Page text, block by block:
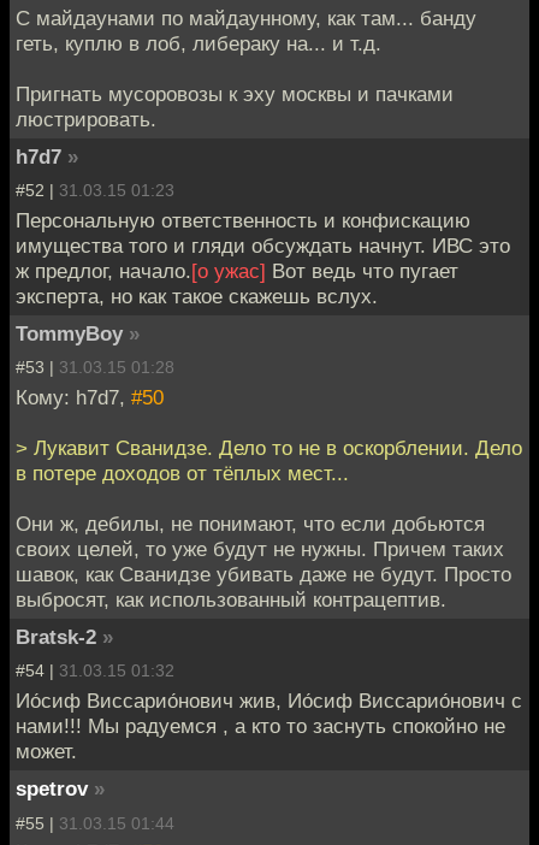
С майдаунами по майдаунному, как там... банду
геть, куплю в лоб, либераку на... и т.д.
Пригнать мусоровозы к эху москвы и пачками
люстрировать.
h7d7 »
#52 | 31.03.15 01:23
Персональную ответственность и конфискацию
имущества того и гляди обсуждать начнут. ИВС это
ж предлог, начало.[о ужас] Вот ведь что пугает
эксперта, но как такое скажешь вслух.
TommyBoy »
#53 | 31.03.15 01:28
Кому: h7d7, #50
> Лукавит Сванидзе. Дело то не в оскорблении. Дело
в потере доходов от тёплых мест...
Они ж, дебилы, не понимают, что если добьются
своих целей, то уже будут не нужны. Причем таких
шавок, как Сванидзе убивать даже не будут. Просто
выбросят, как использованный контрацептив.
Bratsk-2 »
#54 | 31.03.15 01:32
Ио́сиф Виссарио́нович жив, Ио́сиф Виссарио́нович с
нами!!! Мы радуемся , а кто то заснуть спокойно не
может.
spetrov »
#55 | 31.03.15 01:44